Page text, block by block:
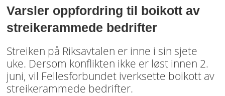
Varsler oppfordring til boikott av
streikerammede bedrifter
Streiken på Riksavtalen er inne i sin sjete
uke. Dersom konflikten ikke er løst innen 2.
juni, vil Fellesforbundet iverksette boikott av
streikerammede bedrifter.
Virke